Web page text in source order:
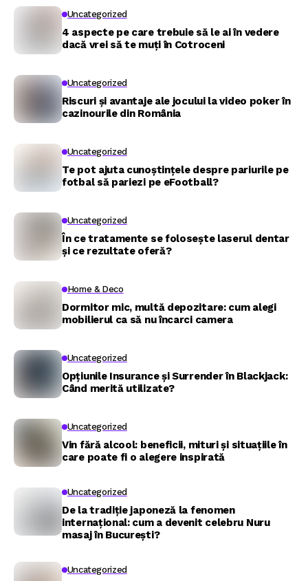
Uncategorized
4 aspecte pe care trebuie să le ai în vedere
dacă vrei să te muți în Cotroceni
Uncategorized
Riscuri și avantaje ale jocului la video poker în
cazinourile din România
Uncategorized
Te pot ajuta cunoștințele despre pariurile pe
fotbal să pariezi pe eFootball?
Uncategorized
În ce tratamente se folosește laserul dentar
și ce rezultate oferă?
Home & Deco
Dormitor mic, multă depozitare: cum alegi
mobilierul ca să nu încarci camera
Uncategorized
Opțiunile Insurance și Surrender în Blackjack:
Când merită utilizate?
Uncategorized
Vin fără alcool: beneficii, mituri și situațiile în
care poate fi o alegere inspirată
Uncategorized
De la tradiție japoneză la fenomen
internațional: cum a devenit celebru Nuru
masaj în București?
Uncategorized